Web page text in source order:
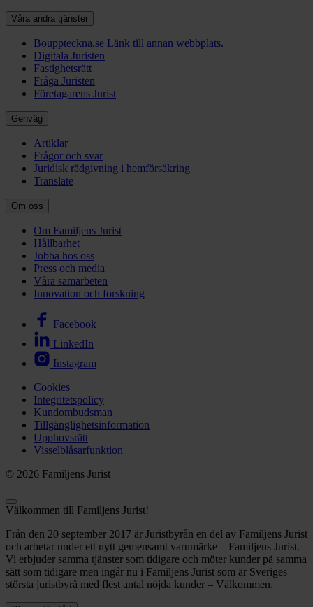
Våra andra tjänster
Bouppteckna.se Länk till annan webbplats.
Digitala Juristen
Fastighetsrätt
Fråga Juristen
Företagarens Jurist
Genväg
Artiklar
Frågor och svar
Juridisk rådgivning i hemförsäkring
Translate
Om oss
Om Familjens Jurist
Hållbarhet
Jobba hos oss
Press och media
Våra samarbeten
Innovation och forskning
Facebook
LinkedIn
Instagram
Cookies
Integritetspolicy
Kundombudsman
Tillgänglighetsinformation
Upphovsrätt
Visselblåsarfunktion
© 2026 Familjens Jurist
Välkommen till Familjens Jurist!
Från den 20 september 2017 är Juristbyrån en del av Familjens Jurist
och arbetar under ett nytt gemensamt varumärke – Familjens Jurist.
Vi erbjuder samma tjänster som tidigare och möter kunder på samma
sätt som tidigare men ingår nu i Familjens Jurist som är Sveriges
största juristbyrå med flest antal nöjda kunder – Välkommen.